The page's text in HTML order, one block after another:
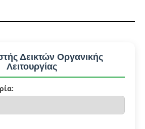
Δεικτών Οργανικής
Λειτουργίας